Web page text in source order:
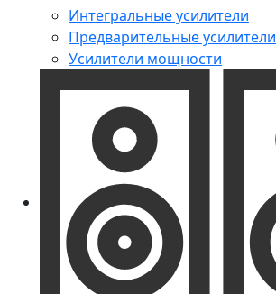
Интегральные усилители
Предварительные усилители
Усилители мощности